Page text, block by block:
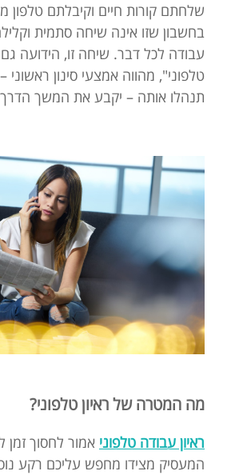
שלחתם קורות חיים וקיבלתם טלפון
בחשבון שזו אינה שיחה סתמית
עבודה לכל דבר. שיחה זו, הידועה
טלפוני", מהווה אמצעי סינון ראשוני
תנהלו אותה – יקבע את המשך
מה המטרה של ראיון טלפוני?
ראיון עבודה טלפוני אמור לחסוך זמן
המעסיק מצידו מחפש עליכם רקע